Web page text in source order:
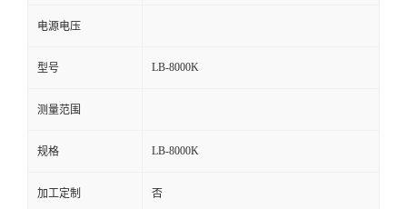
言
电源电压
型号 LB-8000K
测量范围
规格 LB-8000K
加工定制 否